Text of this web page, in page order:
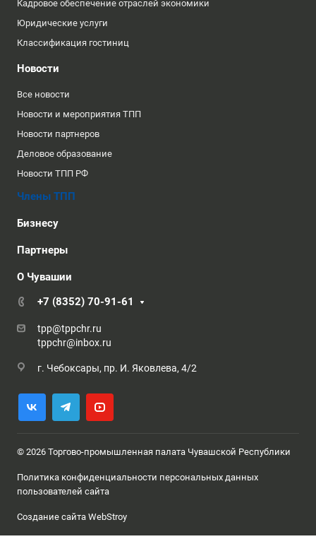
Кадровое обеспечение отраслей экономики
Юридические услуги
Классификация гостиниц
Новости
Все новости
Новости и мероприятия ТПП
Новости партнеров
Деловое образование
Новости ТПП РФ
Члены ТПП
Бизнесу
Партнеры
О Чувашии
+7 (8352) 70-91-61
tpp@tppchr.ru
tppchr@inbox.ru
г. Чебоксары, пр. И. Яковлева, 4/2
© 2026 Торгово-промышленная палата Чувашской Республики
Политика конфиденциальности персональных данных
пользователей сайта
Создание сайта WebStroy